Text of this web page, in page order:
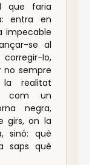
que faria
entra en
impecable
se al
lo,
no sempre
realitat
com un
negra,
girs, on la
sinó: què
saps què